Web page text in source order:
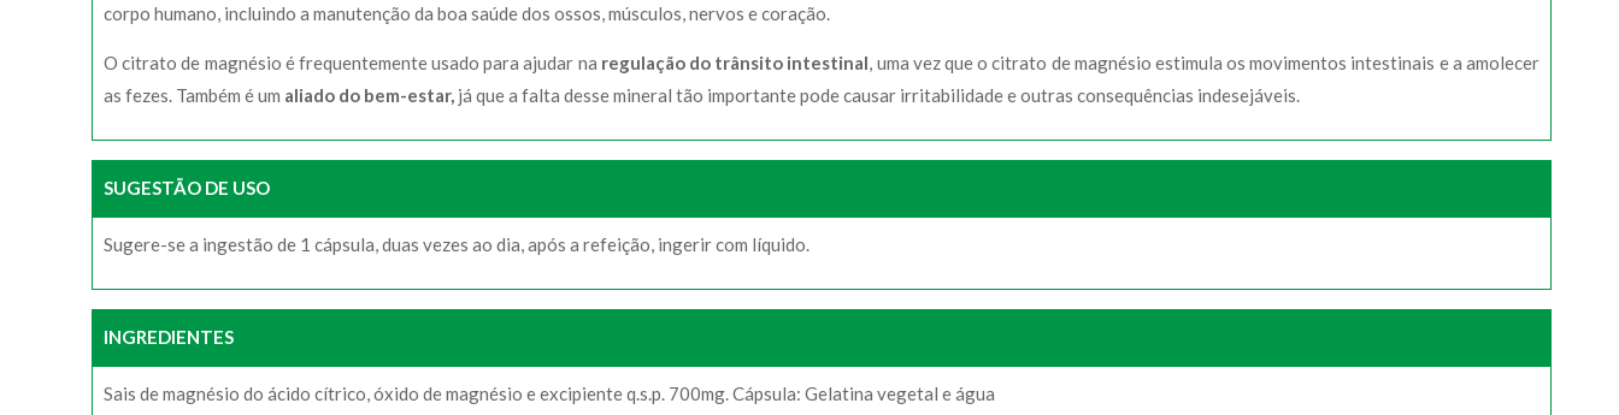
corpo humano, incluindo a manutenção da boa saúde dos ossos, músculos, nervos e coração.
O citrato de magnésio é frequentemente usado para ajudar na regulação do trânsito intestinal, uma vez que o citrato de magnésio estimula os movimentos intestinais e a amolecer
as fezes. Também é um aliado do bem-estar, já que a falta desse mineral tão importante pode causar irritabilidade e outras consequências indesejáveis.
SUGESTÃO DE USO
Sugere-se a ingestão de 1 cápsula, duas vezes ao dia, após a refeição, ingerir com líquido.
INGREDIENTES
Sais de magnésio do ácido cítrico, óxido de magnésio e excipiente q.s.p. 700mg. Cápsula: Gelatina vegetal e água